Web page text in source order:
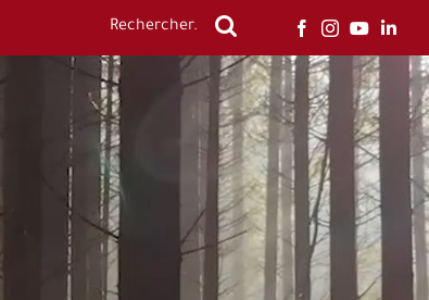
Rechercher: